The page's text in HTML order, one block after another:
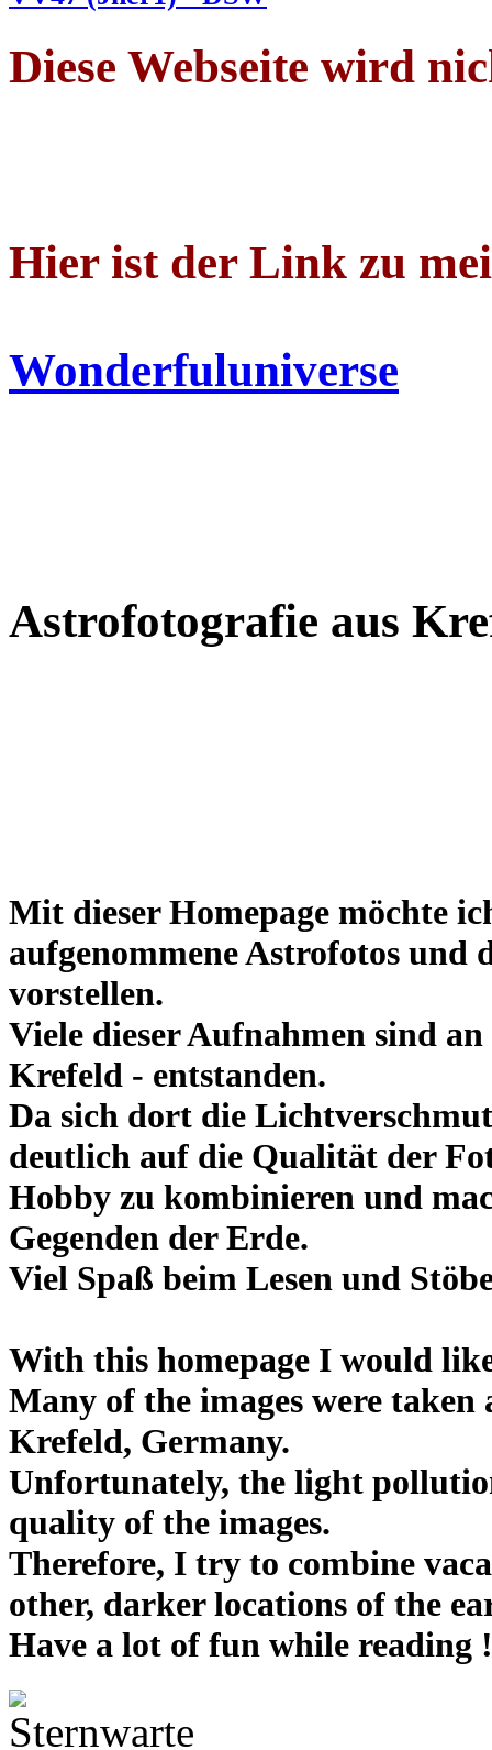
Diese Webseite wird
Hier ist der Link zu
Wonderfuluniverse
Astrofotografie aus
Mit dieser Homepage möchte
aufgenommene Astrofotos
vorstellen.
Viele dieser Aufnahmen sind
Krefeld - entstanden.
Da sich dort die
deutlich auf die Qualität der
Hobby zu kombinieren und
Gegenden der Erde.
Viel Spaß beim Lesen und
With this homepage I would
Many of the images were
Krefeld, Germany.
Unfortunately, the light
quality of the images.
Therefore, I try to combine
other, darker locations of the
Have a lot of fun while reading !